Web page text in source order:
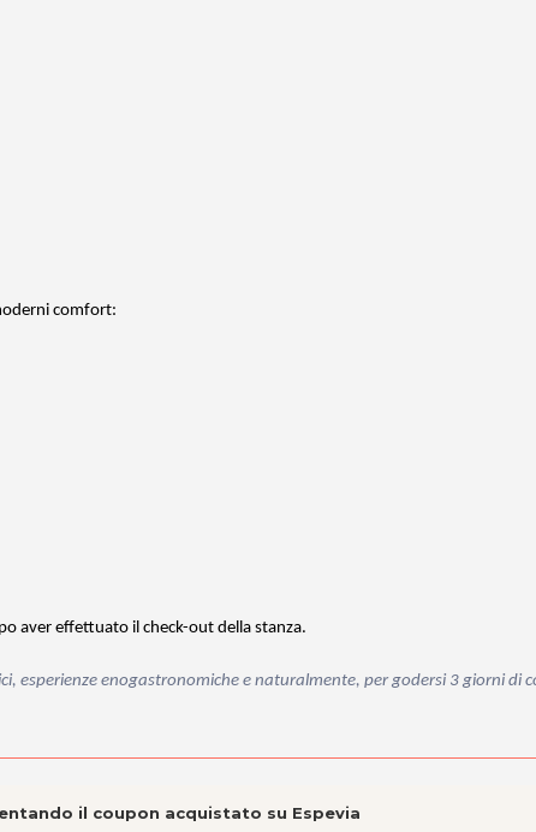
comfort:
aver effettuato il check-out della stanza.
esperienze enogastronomiche e naturalmente, per godersi 3 giorni di
il coupon acquistato su Espevia